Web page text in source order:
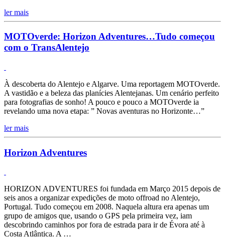
ler mais
MOTOverde: Horizon Adventures…Tudo começou
com o TransAlentejo
À descoberta do Alentejo e Algarve. Uma reportagem MOTOverde.
A vastidão e a beleza das planícies Alentejanas. Um cenário perfeito
para fotografias de sonho! A pouco e pouco a MOTOverde ia
revelando uma nova etapa: ” Novas aventuras no Horizonte…”
ler mais
Horizon Adventures
HORIZON ADVENTURES foi fundada em Março 2015 depois de
seis anos a organizar expedições de moto offroad no Alentejo,
Portugal. Tudo começou em 2008. Naquela altura era apenas um
grupo de amigos que, usando o GPS pela primeira vez, iam
descobrindo caminhos por fora de estrada para ir de Évora até à
Costa Atlântica. A …